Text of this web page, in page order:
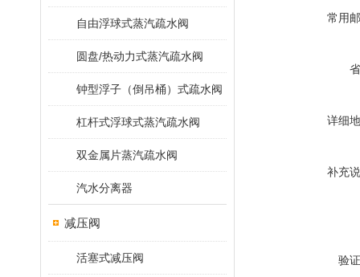
自由浮球式蒸汽疏水阀
圆盘/热动力式蒸汽疏水阀
钟型浮子（倒吊桶）式疏水阀
杠杆式浮球式蒸汽疏水阀
双金属片蒸汽疏水阀
汽水分离器
减压阀
活塞式减压阀
常用
详细
补充
验